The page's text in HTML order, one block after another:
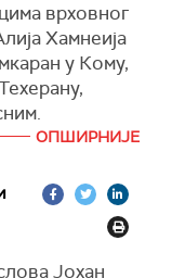
да
којем би
била
док би Хамас
свака
правилима",
на потпуној
кључни
врховног
Хамнеија
у Кому,
у
у
велики
поште.
Техерану
ОПШИРНИЈЕ
Јохан